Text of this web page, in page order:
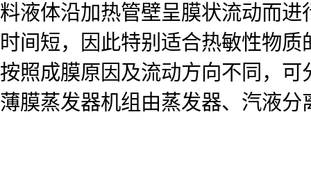
料液体沿加热管壁呈膜状流动而
时间短，因此特别适合热敏性物质
按照成膜原因及流动方向不同，
薄膜蒸发器机组由蒸发器、汽液